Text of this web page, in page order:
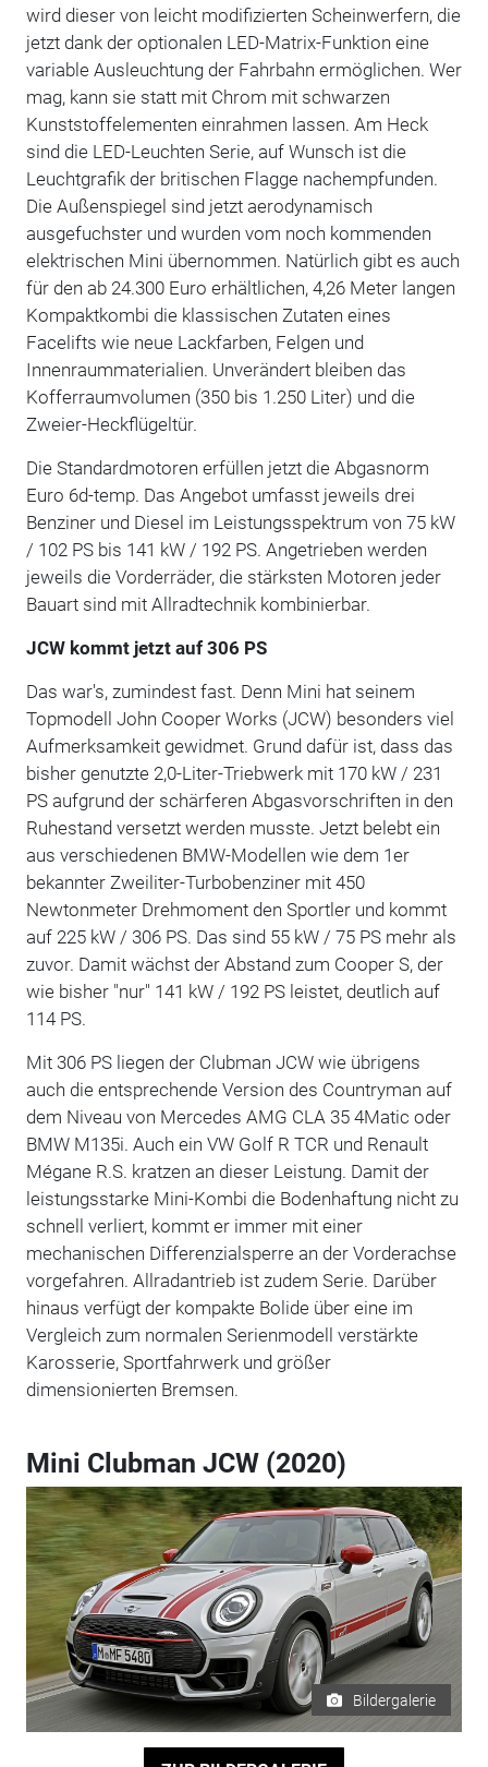
wird dieser von leicht modifizierten Scheinwerfern, die
jetzt dank der optionalen LED-Matrix-Funktion eine
variable Ausleuchtung der Fahrbahn ermöglichen. Wer
mag, kann sie statt mit Chrom mit schwarzen
Kunststoffelementen einrahmen lassen. Am Heck
sind die LED-Leuchten Serie, auf Wunsch ist die
Leuchtgrafik der britischen Flagge nachempfunden.
Die Außenspiegel sind jetzt aerodynamisch
ausgefuchster und wurden vom noch kommenden
elektrischen Mini übernommen. Natürlich gibt es auch
für den ab 24.300 Euro erhältlichen, 4,26 Meter langen
Kompaktkombi die klassischen Zutaten eines
Facelifts wie neue Lackfarben, Felgen und
Innenraummaterialien. Unverändert bleiben das
Kofferraumvolumen (350 bis 1.250 Liter) und die
Zweier-Heckflügeltür.
Die Standardmotoren erfüllen jetzt die Abgasnorm
Euro 6d-temp. Das Angebot umfasst jeweils drei
Benziner und Diesel im Leistungsspektrum von 75 kW
/ 102 PS bis 141 kW / 192 PS. Angetrieben werden
jeweils die Vorderräder, die stärksten Motoren jeder
Bauart sind mit Allradtechnik kombinierbar.
JCW kommt jetzt auf 306 PS
Das war's, zumindest fast. Denn Mini hat seinem
Topmodell John Cooper Works (JCW) besonders viel
Aufmerksamkeit gewidmet. Grund dafür ist, dass das
bisher genutzte 2,0-Liter-Triebwerk mit 170 kW / 231
PS aufgrund der schärferen Abgasvorschriften in den
Ruhestand versetzt werden musste. Jetzt belebt ein
aus verschiedenen BMW-Modellen wie dem 1er
bekannter Zweiliter-Turbobenziner mit 450
Newtonmeter Drehmoment den Sportler und kommt
auf 225 kW / 306 PS. Das sind 55 kW / 75 PS mehr als
zuvor. Damit wächst der Abstand zum Cooper S, der
wie bisher "nur" 141 kW / 192 PS leistet, deutlich auf
114 PS.
Mit 306 PS liegen der Clubman JCW wie übrigens
auch die entsprechende Version des Countryman auf
dem Niveau von Mercedes AMG CLA 35 4Matic oder
BMW M135i. Auch ein VW Golf R TCR und Renault
Mégane R.S. kratzen an dieser Leistung. Damit der
leistungsstarke Mini-Kombi die Bodenhaftung nicht zu
schnell verliert, kommt er immer mit einer
mechanischen Differenzialsperre an der Vorderachse
vorgefahren. Allradantrieb ist zudem Serie. Darüber
hinaus verfügt der kompakte Bolide über eine im
Vergleich zum normalen Serienmodell verstärkte
Karosserie, Sportfahrwerk und größer
dimensionierten Bremsen.
Mini Clubman JCW (2020)
Bildergalerie